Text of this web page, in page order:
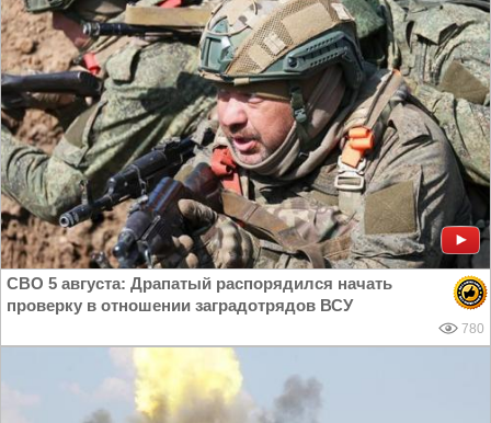
СВО 5 августа: Драпатый распорядился начать
проверку в отношении заградотрядов ВСУ
780